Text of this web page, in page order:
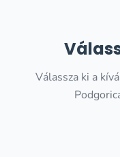
Válassza ki a